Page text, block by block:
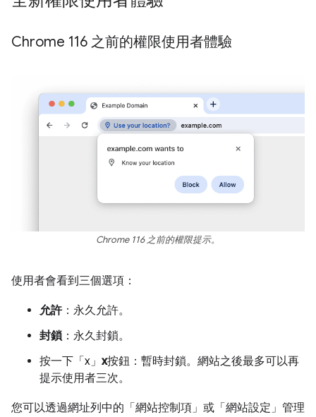
Chrome 116 之前的權限使用者體驗
Chrome 116 之前的權限提示。
使用者會看到三個選項：
允許：永久允許。
封鎖 ：永久封鎖。
按一下「x」 x按鈕：暫時封鎖。網站之後最多可以再
提示使用者三次。
您可以透過網址列中的「網站控制項」 或「網站設定」 管理